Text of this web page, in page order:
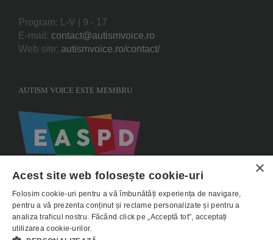
Program: L-V | 9 - 17
E-mail: contact@autismvoice.ro
Web site: autismvoice.ro/contact/
AUTISM VOICE ESTE MEMBRU
Copyright 2015 AUTISMVOICE |
×
Acest site web folosește cookie-uri
Folosim cookie-uri pentru a vă îmbunătăți experiența de navigare,
pentru a vă prezenta conținut și reclame personalizate și pentru a
analiza traficul nostru. Făcând click pe „Acceptă tot”, acceptați
utilizarea cookie-urilor.